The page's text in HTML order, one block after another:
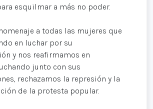
esquilmar a más no poder.
a todas las mujeres que
en luchar por su
y nos reafirmamos en
junto con sus
rechazamos la represión y la
de la protesta popular.